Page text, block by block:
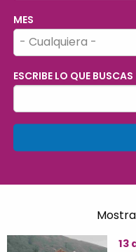
MES
ESCRIBE LO QUE BUSCAS
13